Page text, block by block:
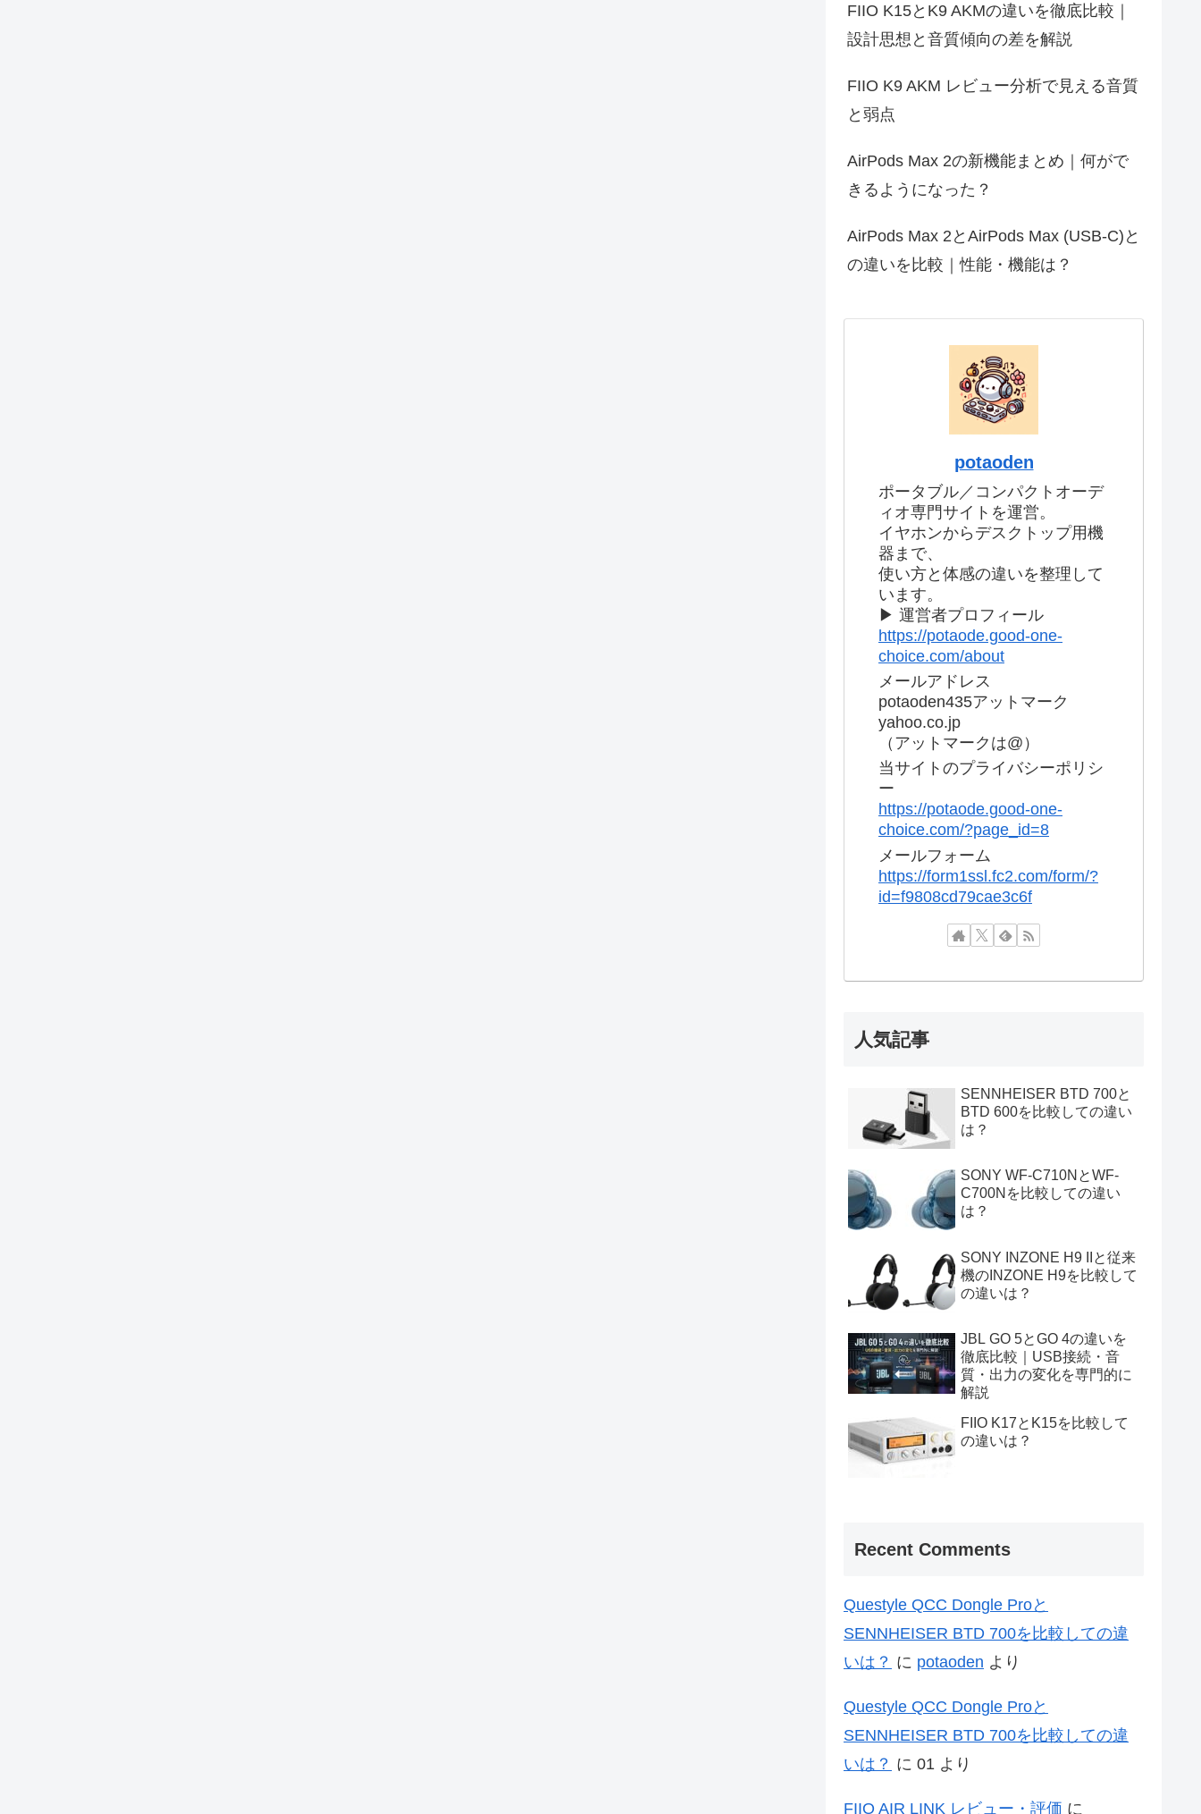
FIIO K15とK9 AKMの違いを徹底比較｜
設計思想と音質傾向の差を解説
FIIO K9 AKM レビュー分析で見える音質
と弱点
AirPods Max 2の新機能まとめ｜何がで
きるようになった？
AirPods Max 2とAirPods Max (USB-C)と
の違いを比較｜性能・機能は？
potaoden
ポータブル／コンパクトオーデ
ィオ専門サイトを運営。
イヤホンからデスクトップ用機
器まで、
使い方と体感の違いを整理して
います。
▶ 運営者プロフィール
https://potaode.good-one-
choice.com/about
メールアドレス
potaoden435アットマーク
yahoo.co.jp
（アットマークは@）
当サイトのプライバシーポリシ
ー
https://potaode.good-one-
choice.com/?page_id=8
メールフォーム
https://form1ssl.fc2.com/form/?
id=f9808cd79cae3c6f
人気記事
SENNHEISER BTD 700と
BTD 600を比較しての違い
は？
SONY WF-C710NとWF-
C700Nを比較しての違い
は？
SONY INZONE H9 IIと従来
機のINZONE H9を比較して
の違いは？
JBL GO 5とGO 4の違いを
徹底比較｜USB接続・音
質・出力の変化を専門的に
解説
FIIO K17とK15を比較して
の違いは？
Recent Comments
Questyle QCC Dongle Proと
SENNHEISER BTD 700を比較しての違
いは？ に potaoden より
Questyle QCC Dongle Proと
SENNHEISER BTD 700を比較しての違
いは？ に 01 より
FIIO AIR LINK レビュー・評価 に